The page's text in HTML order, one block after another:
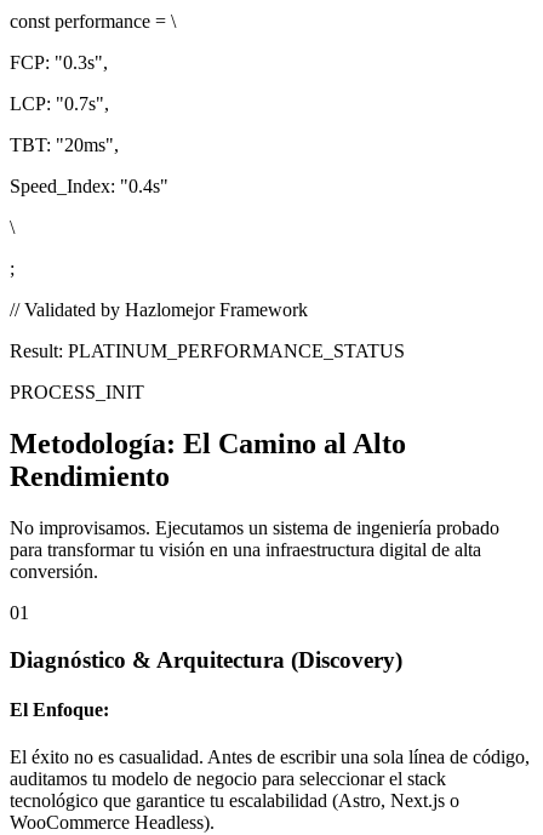
const performance = \
FCP: "0.3s",
LCP: "0.7s",
TBT: "20ms",
Speed_Index: "0.4s"
\
;
// Validated by Hazlomejor Framework
Result: PLATINUM_PERFORMANCE_STATUS
PROCESS_INIT
Metodología: El Camino al Alto
Rendimiento
No improvisamos. Ejecutamos un sistema de ingeniería probado
para transformar tu visión en una infraestructura digital de alta
conversión.
01
Diagnóstico & Arquitectura (Discovery)
El Enfoque:
El éxito no es casualidad. Antes de escribir una sola línea de código,
auditamos tu modelo de negocio para seleccionar el stack
tecnológico que garantice tu escalabilidad (Astro, Next.js o
WooCommerce Headless).